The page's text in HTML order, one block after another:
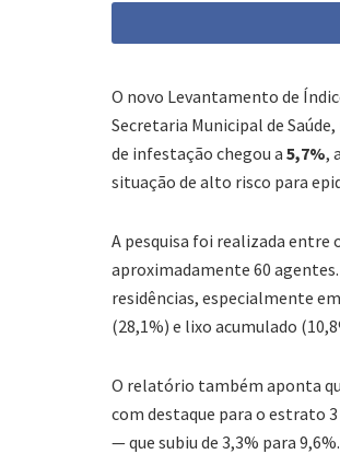
O novo Levantamento de
Secretaria Municipal de
de infestação chegou a 5,7%,
situação de alto risco para
A pesquisa foi realizada entre
aproximadamente 60
residências, especialmente
(28,1%) e lixo acumulado
O relatório também aponta
com destaque para o estrato
— que subiu de 3,3% para